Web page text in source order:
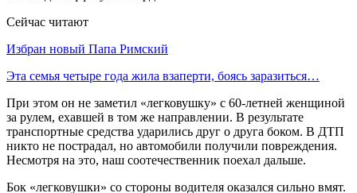
Сейчас читают
Избран новый Папа Римский
Эта семья четыре года жила взаперти, боясь заразиться…
При этом он не заметил «легковушку» с 60-летней женщиной
за рулем, ехавшей в том же направлении. В результате
транспортные средства ударились друг о друга боком. В ДТП
никто не пострадал, но автомобили получили повреждения.
Несмотря на это, наш соотечественник поехал дальше.
Бок «легковушки» со стороны водителя оказался сильно вмят.